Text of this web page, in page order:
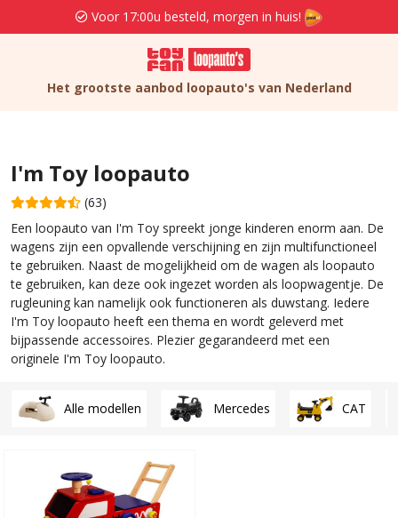
Voor 17:00u besteld, morgen in huis!
Het grootste aanbod loopauto's van Nederland
I'm Toy loopauto
(63)
Een loopauto van I'm Toy spreekt jonge kinderen enorm aan. De
wagens zijn een opvallende verschijning en zijn multifunctioneel
te gebruiken. Naast de mogelijkheid om de wagen als loopauto
te gebruiken, kan deze ook ingezet worden als loopwagentje. De
rugleuning kan namelijk ook functioneren als duwstang. Iedere
I'm Toy loopauto heeft een thema en wordt geleverd met
bijpassende accessoires. Plezier gegarandeerd met een
originele I'm Toy loopauto.
Alle modellen Mercedes CAT